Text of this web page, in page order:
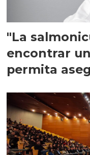
"La
encontrar
permita